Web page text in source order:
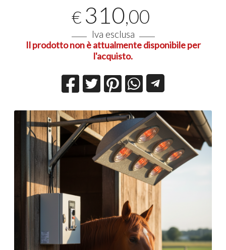
€ 310,00
Iva esclusa
Il prodotto non è attualmente disponibile per
l'acquisto.